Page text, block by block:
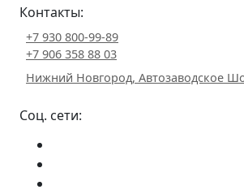
Контакты:
+7 930 800-99-89
+7 906 358 88 03
Нижний Новгород, Автозаводское
Соц. сети: